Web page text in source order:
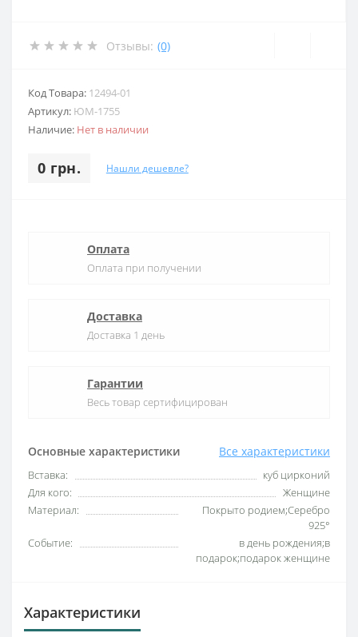
Отзывы: (0)
Код Товара: 12494-01
Артикул: ЮМ-1755
Наличие: Нет в наличии
0 грн. Нашли дешевле?
Основные характеристики Все характеристики
Вставка:
куб цирконий
Для кого:
Женщине
Материал:
Покрыто родием;Серебро
925°
Событие:
в день рождения;в
подарок;подарок женщине
Оплата
Оплата при получении
Доставка
Доставка 1 день
Гарантии
Весь товар сертифицирован
Характеристики